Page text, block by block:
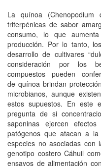
La quínoa (Chenopodium
triterpénicas de sabor
consumo, lo que
producción. Por lo tanto,
desarrollo de cultivares
consideración por los
compuestos pueden
de quínoa brindan
microbianos, aunque
estos supuestos. En este
pregunta de si
saponinas ejercen
patógenos que atacan a
especies no asociadas con
genotipo costero Cáhuil
ensayos de alimentación